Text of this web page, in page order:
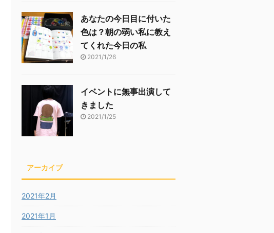
あなたの今日目に付いた
色は？朝の弱い私に教え
てくれた今日の私
2021/1/26
イベントに無事出演して
きました
2021/1/25
アーカイブ
2021年2月
2021年1月